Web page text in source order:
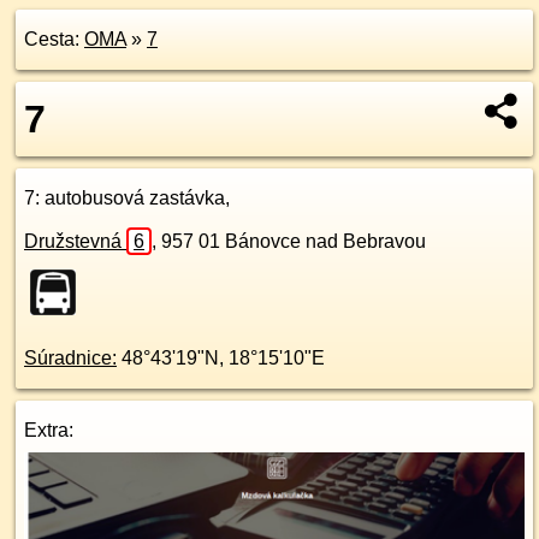
Cesta: OMA» 7
7
7: autobusová zastávka,
Družstevná 6 , 957 01 Bánovce nad Bebravou
Súradnice: 48°43'19"N , 18°15'10"E
Extra: